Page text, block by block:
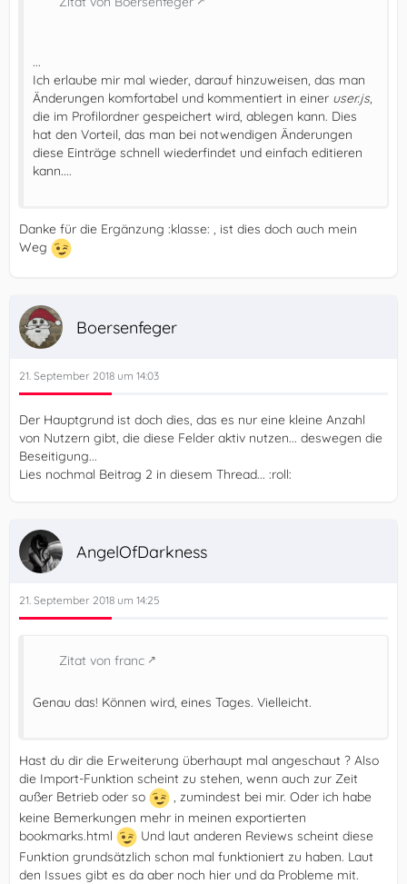
...
Ich erlaube mir mal wieder, darauf hinzuweisen, das man
Änderungen komfortabel und kommentiert in einer user.js,
die im Profilordner gespeichert wird, ablegen kann. Dies
hat den Vorteil, das man bei notwendigen Änderungen
diese Einträge schnell wiederfindet und einfach editieren
kann....
Danke für die Ergänzung :klasse: , ist dies doch auch mein
Weg
Boersenfeger
21. September 2018 um 14:03
Der Hauptgrund ist doch dies, das es nur eine kleine Anzahl
von Nutzern gibt, die diese Felder aktiv nutzen... deswegen die
Beseitigung...
Lies nochmal Beitrag 2 in diesem Thread... :roll:
AngelOfDarkness
21. September 2018 um 14:25
Zitat von franc
Genau das! Können wird, eines Tages. Vielleicht.
Hast du dir die Erweiterung überhaupt mal angeschaut ? Also
die Import-Funktion scheint zu stehen, wenn auch zur Zeit
außer Betrieb oder so
, zumindest bei mir. Oder ich habe
keine Bemerkungen mehr in meinen exportierten
bookmarks.html
Und laut anderen Reviews scheint diese
Funktion grundsätzlich schon mal funktioniert zu haben. Laut
den Issues gibt es da aber noch hier und da Probleme mit.